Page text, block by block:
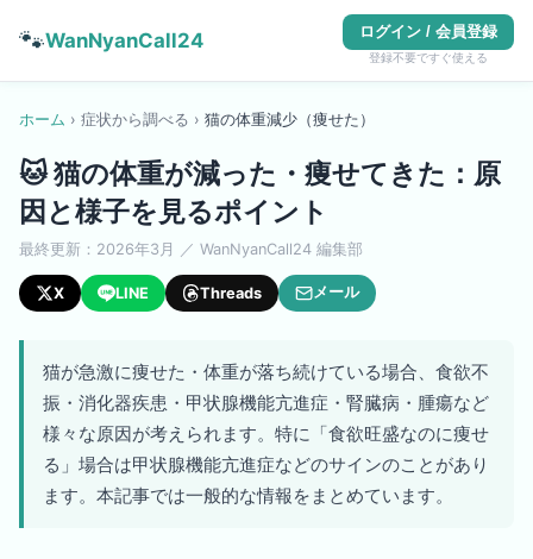
🐾WanNyanCall24 ログイン / 会員登録
登録不要ですぐ使える
ホーム › 症状から調べる › 猫の体重減少（痩せた）
🐱猫の体重が減った・痩せてきた：原
因と様子を見るポイント
最終更新： 2026年3月 ／ WanNyanCall24 編集部
X LINE Threads メール
猫が急激に痩せた・体重が落ち続けている場合、食欲不
振・消化器疾患・甲状腺機能亢進症・腎臓病・腫瘍など
様々な原因が考えられます。特に「食欲旺盛なのに痩せ
る」場合は甲状腺機能亢進症などのサインのことがあり
ます。本記事では一般的な情報をまとめています。